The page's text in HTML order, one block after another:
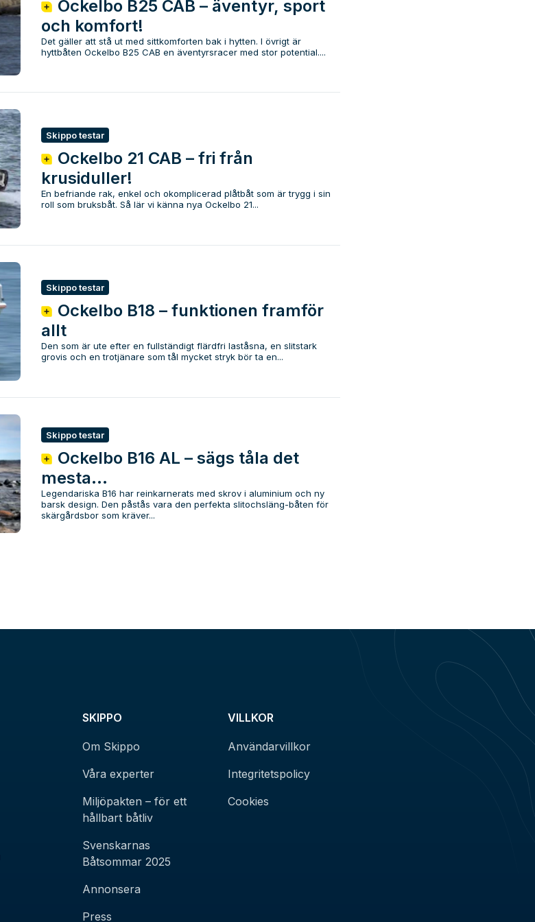
Ockelbo B25 CAB – äventyr, sport
och komfort!
Det gäller att stå ut med sittkomforten bak i hytten. I övrigt är
hyttbåten Ockelbo B25 CAB en äventyrsracer med stor potential....
Skippo testar
Ockelbo 21 CAB – fri från
krusiduller!
En befriande rak, enkel och okomplicerad plåtbåt som är trygg i sin
roll som bruksbåt. Så lär vi känna nya Ockelbo 21...
Skippo testar
Ockelbo B18 – funktionen framför
allt
Den som är ute efter en fullständigt flärdfri laståsna, en slitstark
grovis och en trotjänare som tål mycket stryk bör ta en...
Skippo testar
Ockelbo B16 AL – sägs tåla det
mesta...
Legendariska B16 har reinkarnerats med skrov i aluminium och ny
barsk design. Den påstås vara den perfekta slitochsläng-båten för
skärgårdsbor som kräver...
SKIPPO
Om Skippo
Våra experter
Miljöpakten – för ett
hållbart båtliv
Svenskarnas
Båtsommar 2025
Annonsera
Press
VILLKOR
Användarvillkor
Integritetspolicy
Cookies